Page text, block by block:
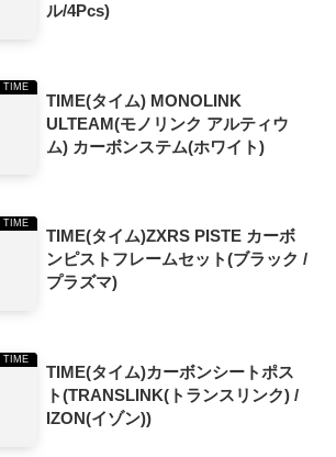
ル/4Pcs)
TIME
TIME(タイム) MONOLINK
ULTEAM(モノリンク アルティウ
ム) カーボンステム(ホワイト)
TIME
TIME(タイム)ZXRS PISTE カーボ
ンピストフレームセット(ブラック /
プラズマ)
TIME
TIME(タイム)カーボンシートポス
ト(TRANSLINK(トランスリンク) /
IZON(イゾン))